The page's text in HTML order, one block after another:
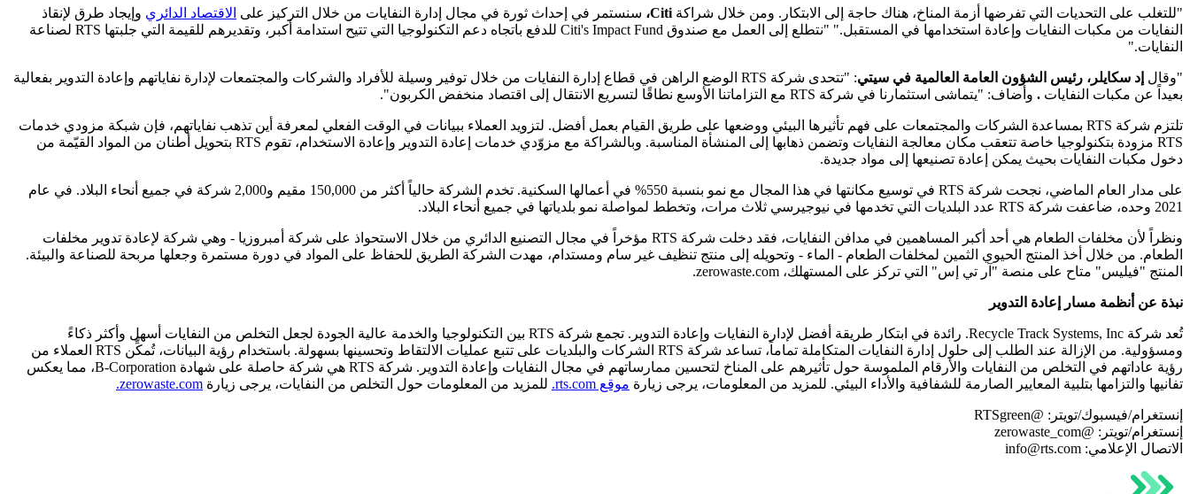
"للتغلب على التحديات التي تفرضها أزمة المناخ، هناك حاجة إلى الابتكار. ومن خلال شراكة Citi، سنستمر في إحداث ثورة في مجال إدارة النفايات من خلال التركيز على الاقتصاد الدائري وإيجاد طرق لإنقاذ
النفايات من مكبات النفايات وإعادة استخدامها في المستقبل." "نتطلع إلى العمل مع صندوق Citi's Impact Fund للدفع باتجاه دعم التكنولوجيا التي تتيح استدامة أكبر، وتقديرهم للقيمة التي جلبتها RTS لصناعة
النفايات."
"وقال إد سكايلر، رئيس الشؤون العامة العالمية في سيتي
: "تتحدى شركة RTS الوضع الراهن في قطاع إدارة النفايات من خلال توفير وسيلة للأفراد والشركات والمجتمعات لإدارة نفاياتهم وإعادة التدوير بفعالية
بعيداً عن مكبات النفايات . وأضاف: "يتماشى استثمارنا في شركة RTS مع التزاماتنا الأوسع نطاقًا لتسريع الانتقال إلى اقتصاد منخفض الكربون".
تلتزم شركة RTS بمساعدة الشركات والمجتمعات على فهم تأثيرها البيئي ووضعها على طريق القيام بعمل أفضل. لتزويد العملاء ببيانات في الوقت الفعلي لمعرفة أين تذهب نفاياتهم، فإن شبكة مزودي خدمات
RTS مزودة بتكنولوجيا خاصة تتعقب مكان معالجة النفايات وتضمن ذهابها إلى المنشأة المناسبة. وبالشراكة مع مزوّدي خدمات إعادة التدوير وإعادة الاستخدام، تقوم RTS بتحويل أطنان من المواد القيّمة من
دخول مكبات النفايات بحيث يمكن إعادة تصنيعها إلى مواد جديدة.
على مدار العام الماضي، نجحت شركة RTS في توسيع مكانتها في هذا المجال مع نمو بنسبة 550% في أعمالها السكنية. تخدم الشركة حالياً أكثر من 150,000 مقيم و2,000 شركة في جميع أنحاء البلاد. في عام
2021 وحده، ضاعفت شركة RTS عدد البلديات التي تخدمها في نيوجيرسي ثلاث مرات، وتخطط لمواصلة نمو بلدياتها في جميع أنحاء البلاد.
ونظراً لأن مخلفات الطعام هي أحد أكبر المساهمين في مدافن النفايات، فقد دخلت شركة RTS مؤخراً في مجال التصنيع الدائري من خلال الاستحواذ على شركة أمبروزيا - وهي شركة لإعادة تدوير مخلفات
الطعام. من خلال أخذ المنتج الحيوي الثمين لمخلفات الطعام - الماء - وتحويله إلى منتج تنظيف غير سام ومستدام، مهدت الشركة الطريق للحفاظ على المواد في دورة مستمرة وجعلها مربحة للصناعة والبيئة.
المنتج "فيليس" متاح على منصة "آر تي إس" التي تركز على المستهلك، zerowaste.com.
نبذة عن أنظمة مسار إعادة التدوير
تُعد شركة Recycle Track Systems, Inc. رائدة في ابتكار طريقة أفضل لإدارة النفايات وإعادة التدوير. تجمع شركة RTS بين التكنولوجيا والخدمة عالية الجودة لجعل التخلص من النفايات أسهل وأكثر ذكاءً
ومسؤولية. من الإزالة عند الطلب إلى حلول إدارة النفايات المتكاملة تماماً، تساعد شركة RTS الشركات والبلديات على تتبع عمليات الالتقاط وتحسينها بسهولة. باستخدام رؤية البيانات، تُمكِّن RTS العملاء من
رؤية عاداتهم في التخلص من النفايات والأرقام الملموسة حول تأثيرهم على المناخ لتحسين ممارساتهم في مجال النفايات وإعادة التدوير. شركة RTS هي شركة حاصلة على شهادة B-Corporation، مما يعكس
تفانيها والتزامها بتلبية المعايير الصارمة للشفافية والأداء البيئي. للمزيد من المعلومات، يرجى زيارة موقع rts.com. للمزيد من المعلومات حول التخلص من النفايات، يرجى زيارة zerowaste.com.
إنستغرام/فيسبوك/تويتر: @RTSgreen
إنستغرام/تويتر: @zerowaste_com
الاتصال الإعلامي: info@rts.com